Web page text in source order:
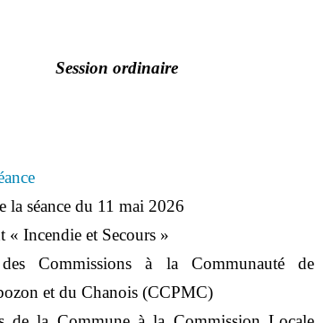
ordinaire
la séance du 11 mai 2026
« Incendie et Secours »
Commissions à la Communauté de
et du Chanois (CCPMC)